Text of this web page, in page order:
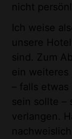
nicht
Ich weise
unsere
sind. Zum
ein weiteres
– falls
sein sollte –
verlangen.